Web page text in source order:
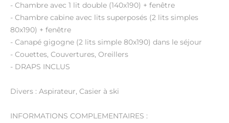
- Chambre avec 1 lit double (140x190) + fenêtre
- Chambre cabine avec lits superposés (2 lits simples
80x190) + fenêtre
- Canapé gigogne (2 lits simple 80x190) dans le séjour
- Couettes, Couvertures, Oreillers
- DRAPS INCLUS
Divers : Aspirateur, Casier à ski
INFORMATIONS COMPLEMENTAIRES :